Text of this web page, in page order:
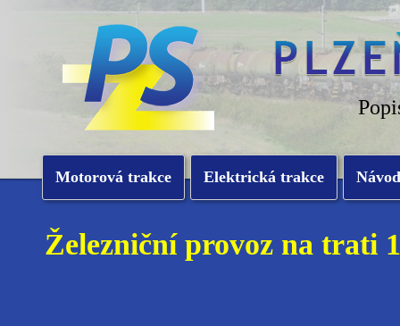
Motorová trakce Elektrická trakce
Železniční provoz na trati